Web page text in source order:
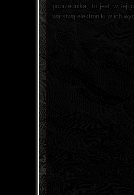
poprzednika, to jest w tej
warstwą elektroniki w ich